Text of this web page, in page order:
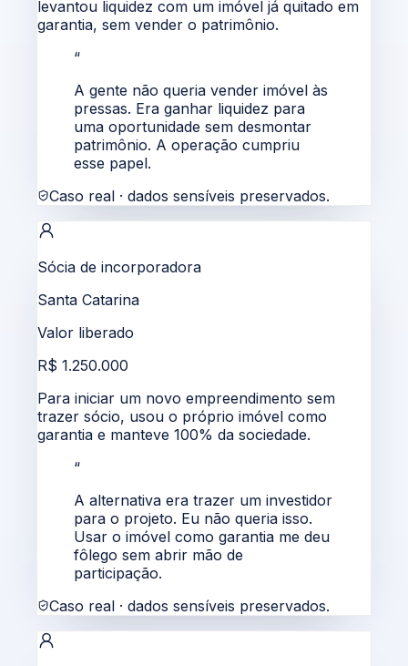
levantou liquidez com um imóvel já quitado em
garantia, sem vender o patrimônio.
“
A gente não queria vender imóvel às
pressas. Era ganhar liquidez para
uma oportunidade sem desmontar
patrimônio. A operação cumpriu
esse papel.
Caso real · dados sensíveis preservados.
Sócia de incorporadora
Santa Catarina
Valor liberado
R$ 1.250.000
Para iniciar um novo empreendimento sem
trazer sócio, usou o próprio imóvel como
garantia e manteve 100% da sociedade.
“
A alternativa era trazer um investidor
para o projeto. Eu não queria isso.
Usar o imóvel como garantia me deu
fôlego sem abrir mão de
participação.
Caso real · dados sensíveis preservados.